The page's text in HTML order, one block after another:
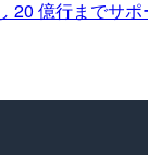
20 億行までサ